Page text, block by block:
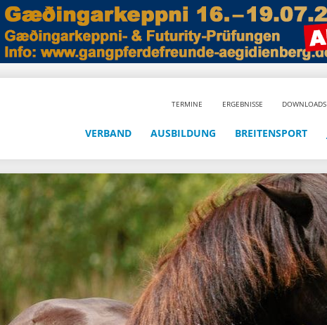
TERMINE ERGEBNISSE DOWNLOADS
VERBAND AUSBILDUNG BREITENSPORT